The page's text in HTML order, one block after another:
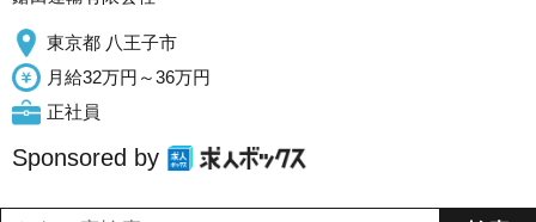
東京都 八王子市
月給32万円～36万円
正社員
Sponsored by